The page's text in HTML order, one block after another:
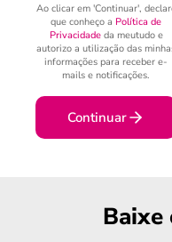
Ao clicar em 'Continuar',
que conheço a Política de
Privacidadeda meutudo e
autorizo a utilização das
informações para receber e-
mails e notificações.
Continuar
Baixe